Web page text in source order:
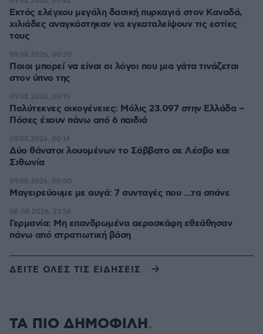
Εκτός ελέγχου μεγάλη δασική πυρκαγιά στον Καναδά,
χιλιάδες αναγκάστηκαν να εγκαταλείψουν τις εστίες
τους
Ποιοι μπορεί να είναι οι λόγοι που μια γάτα τινάζεται
στον ύπνο της
09.08.2026, 00:30
Πολύτεκνες οικογένειες: Μόλις 23.097 στην Ελλάδα –
Πόσες έχουν πάνω από 6 παιδιά
09.08.2026, 00:15
Δύο θάνατοι λουομένων το Σάββατο σε Λέσβο και
Σιθωνία
09.08.2026, 00:14
Μαγειρεύουμε με αυγά: 7 συνταγές που …τα σπάνε
09.08.2026, 00:00
Γερμανία: Μη επανδρωμένα αεροσκάφη εθεάθησαν
πάνω από στρατιωτική βάση
08.08.2026, 23:56
ΔΕΙΤΕ ΟΛΕΣ ΤΙΣ ΕΙΔΗΣΕΙΣ
ΤΑ ΠΙΟ ΔΗΜΟΦΙΛΗ